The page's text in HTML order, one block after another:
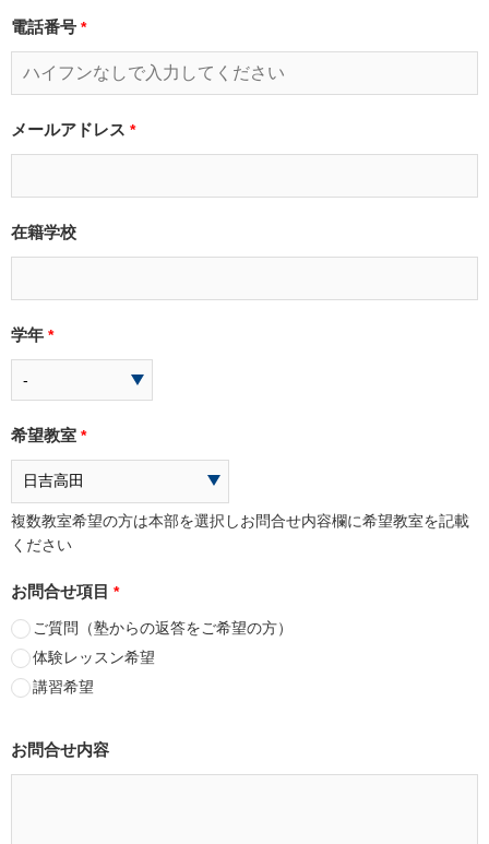
電話番号 *
メールアドレス *
在籍学校
学年 *
希望教室 *
複数教室希望の方は本部を選択しお問合せ内容欄に希望教室を記載
ください
お問合せ項目 *
ご質問（塾からの返答をご希望の方）
体験レッスン希望
講習希望
お問合せ内容